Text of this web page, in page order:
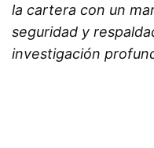
la cartera con un
seguridad y
investigación